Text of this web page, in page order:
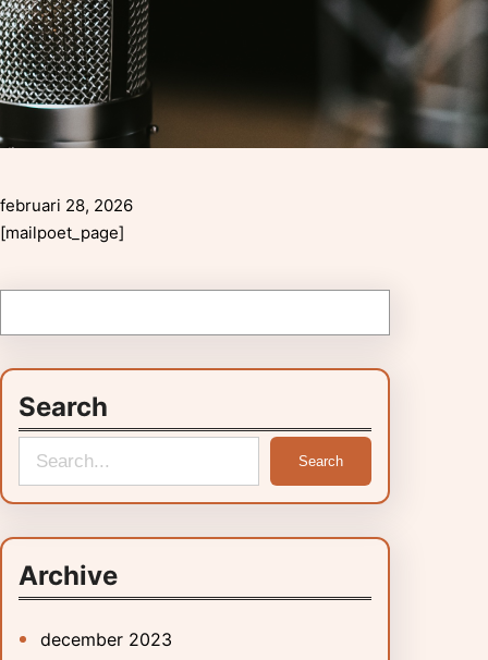
februari 28, 2026
[mailpoet_page]
Search
a
h
Search
Archive
december 2023